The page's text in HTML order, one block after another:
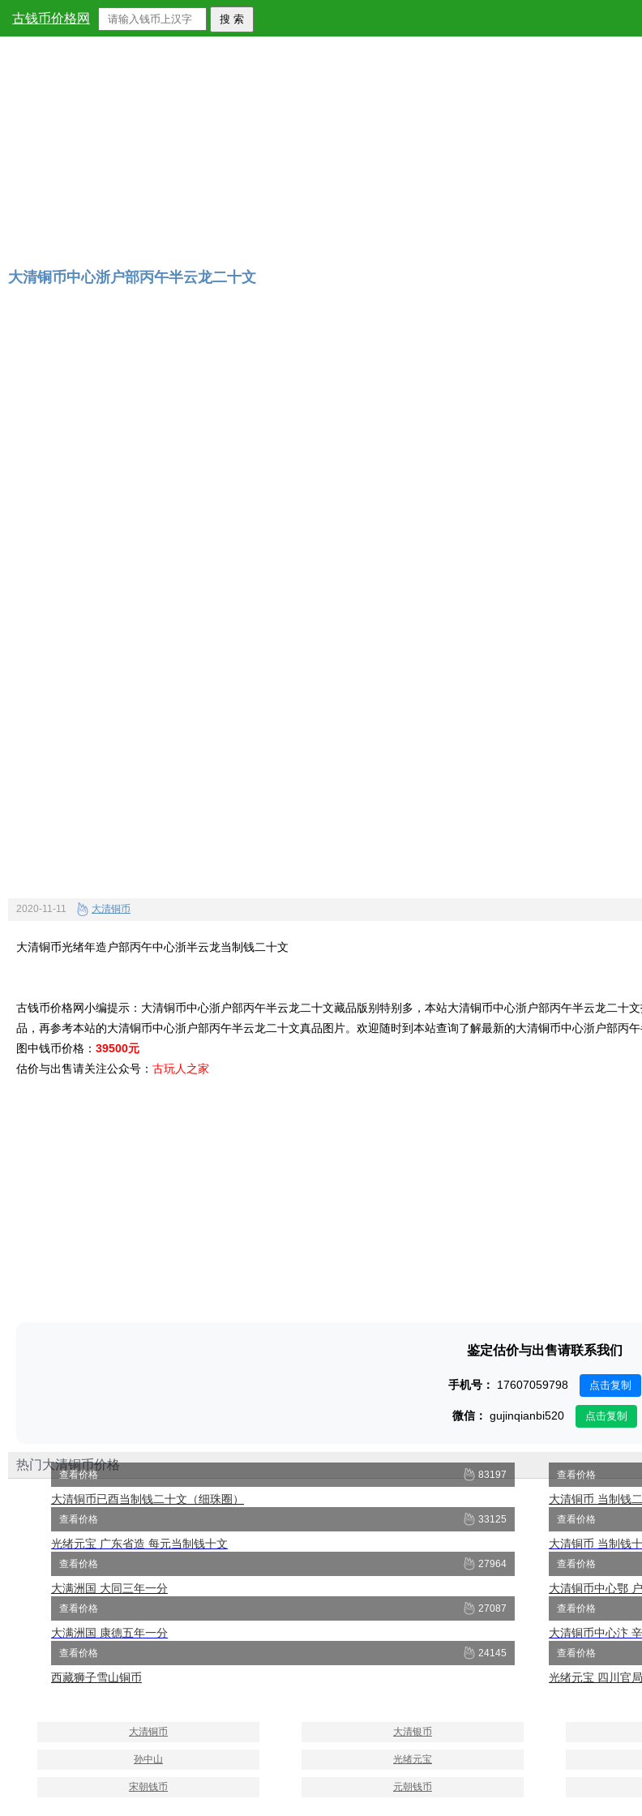
古钱币价格网
首页>大清铜币
大清铜币中心浙户部丙午半云龙二十文
2020-11-11 大清铜币
大清铜币光绪年造户部丙午中心浙半云龙当制钱二十文
古钱币价格网小编提示：大清铜币中心浙户部丙午半云龙二十文藏品版别特别多，本站大清铜币中心浙户部丙午半云龙二
品，再参考本站的大清铜币中心浙户部丙午半云龙二十文真品图片。欢迎随时到本站查询了解最新的大清铜币中心浙户部丙午
图中钱币价格： 39500元
估价与出售请关注公众号： 古玩人之家
鉴定估价与出售请联系我们
手机号： 17607059798 点击复制
微信： gujinqianbi520 点击复制
热门大清铜币价格
83197
查看价格
大清铜币已酉当制钱二十文（细珠圈）
查看价格
大清铜币 当制钱
33125
查看价格
光绪元宝 广东省造 每元当制钱十文
查看价格
大清铜币 当制钱
27964
查看价格
大满洲国 大同三年一分
查看价格
大清铜币中心鄂
27087
查看价格
大满洲国 康德五年一分
查看价格
大清铜币中心汴
24145
查看价格
西藏狮子雪山铜币
查看价格
光绪元宝 四川官
大清铜币 大清银币
孙中山 光绪元宝
宋朝钱币 元朝钱币